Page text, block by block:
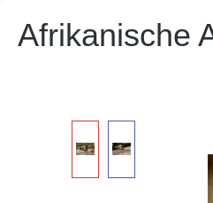
Afrikanische